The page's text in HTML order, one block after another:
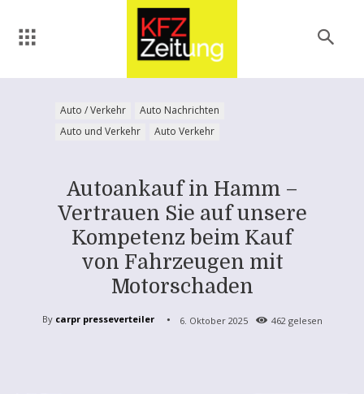
Auto / Verkehr
Auto Nachrichten
Auto und Verkehr
Auto Verkehr
Autoankauf in Hamm –
Vertrauen Sie auf unsere
Kompetenz beim Kauf
von Fahrzeugen mit
Motorschaden
By carpr presseverteiler 6. Oktober 2025 462 gelesen